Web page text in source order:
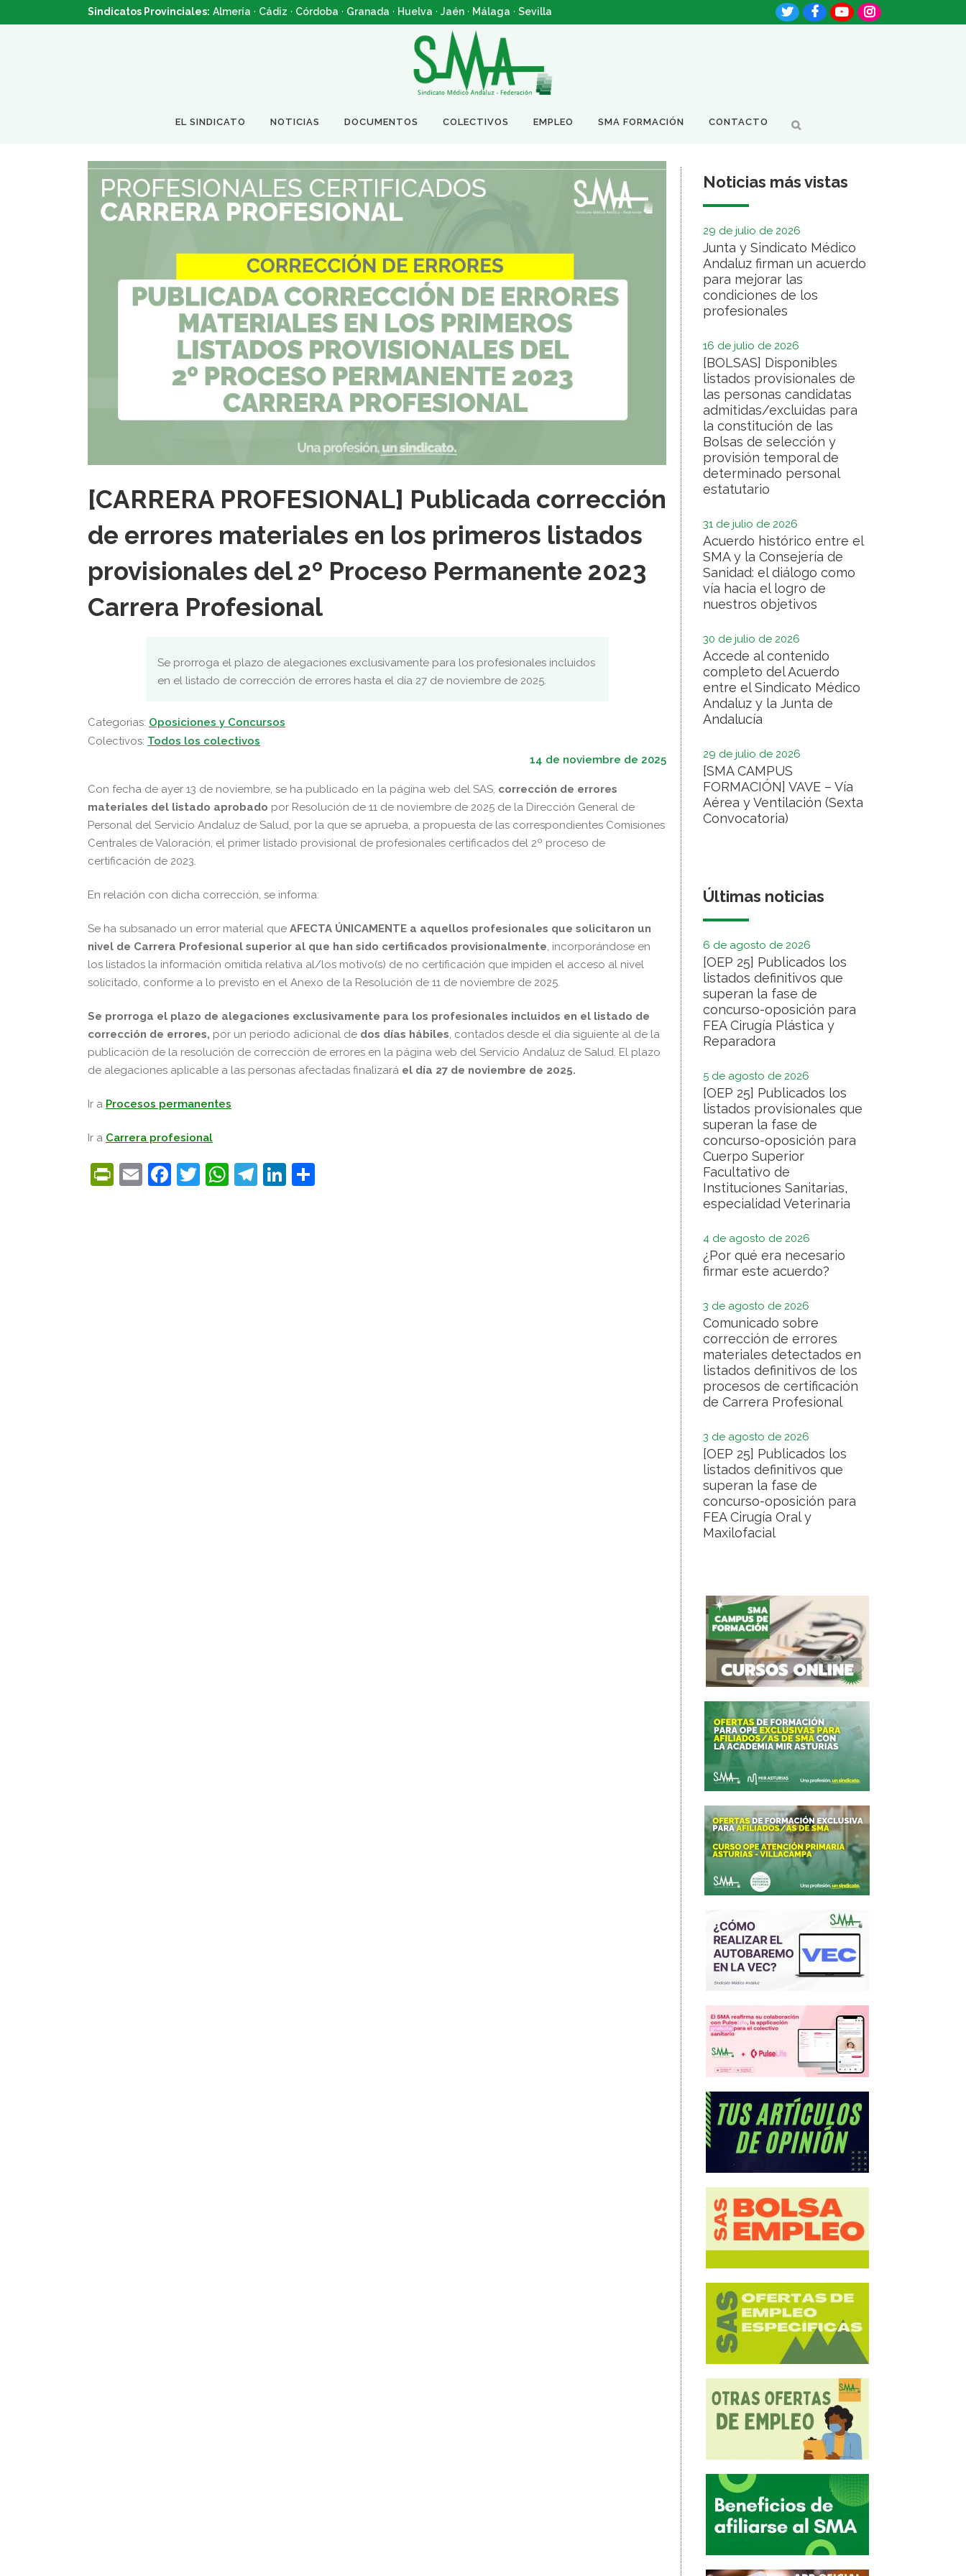
Sindicatos Provinciales: Almería · Cádiz · Córdoba · Granada · Huelva · Jaén · Málaga · Sevilla
EL SINDICATO NOTICIAS DOCUMENTOS COLECTIVOS EMPLEO SMA FORMACIÓN CONTACTO
[CARRERA PROFESIONAL] Publicada corrección
de errores materiales en los primeros listados
provisionales del 2º Proceso Permanente 2023
Carrera Profesional
Se prorroga el plazo de alegaciones exclusivamente para los profesionales incluidos
en el listado de corrección de errores hasta el día 27 de noviembre de 2025.
Categorias: Oposiciones y Concursos
Colectivos: Todos los colectivos
14 de noviembre de 2025
Con fecha de ayer 13 de noviembre, se ha publicado en la página web del SAS, corrección de errores
materiales del listado aprobado por Resolución de 11 de noviembre de 2025 de la Dirección General de
Personal del Servicio Andaluz de Salud, por la que se aprueba, a propuesta de las correspondientes Comisiones
Centrales de Valoración, el primer listado provisional de profesionales certificados del 2º proceso de
certificación de 2023.
En relación con dicha corrección, se informa:
Se ha subsanado un error material que AFECTA ÚNICAMENTE a aquellos profesionales que solicitaron un
nivel de Carrera Profesional superior al que han sido certificados provisionalmente, incorporándose en
los listados la información omitida relativa al/los motivo(s) de no certificación que impiden el acceso al nivel
solicitado, conforme a lo previsto en el Anexo de la Resolución de 11 de noviembre de 2025.
Se prorroga el plazo de alegaciones exclusivamente para los profesionales incluidos en el listado de
corrección de errores, por un período adicional de dos días hábiles, contados desde el día siguiente al de la
publicación de la resolución de corrección de errores en la página web del Servicio Andaluz de Salud. El plazo
de alegaciones aplicable a las personas afectadas finalizará el día 27 de noviembre de 2025.
Ir a Procesos permanentes
Ir a Carrera profesional
PrintFriendly
EmailFacebook
Twitter
WhatsApp
Telegram
LinkedIn
Noticias más vistas
29 de julio de 2026
Junta y Sindicato Médico
Andaluz firman un acuerdo
para mejorar las
condiciones de los
profesionales
16 de julio de 2026
[BOLSAS] Disponibles
listados provisionales de
las personas candidatas
admitidas/excluidas para
la constitución de las
Bolsas de selección y
provisión temporal de
determinado personal
estatutario
31 de julio de 2026
Acuerdo histórico entre el
SMA y la Consejería de
Sanidad: el diálogo como
vía hacia el logro de
nuestros objetivos
30 de julio de 2026
Accede al contenido
completo del Acuerdo
entre el Sindicato Médico
Andaluz y la Junta de
Andalucía
29 de julio de 2026
[SMA CAMPUS
FORMACIÓN] VAVE – Vía
Aérea y Ventilación (Sexta
Convocatoria)
Últimas noticias
6 de agosto de 2026
[OEP 25] Publicados los
listados definitivos que
superan la fase de
concurso-oposición para
FEA Cirugía Plástica y
Reparadora
5 de agosto de 2026
[OEP 25] Publicados los
listados provisionales que
superan la fase de
concurso-oposición para
Cuerpo Superior
Facultativo de
Instituciones Sanitarias,
especialidad Veterinaria
4 de agosto de 2026
¿Por qué era necesario
firmar este acuerdo?
3 de agosto de 2026
Comunicado sobre
corrección de errores
materiales detectados en
listados definitivos de los
procesos de certificación
de Carrera Profesional
3 de agosto de 2026
[OEP 25] Publicados los
listados definitivos que
superan la fase de
concurso-oposición para
FEA Cirugía Oral y
Maxilofacial